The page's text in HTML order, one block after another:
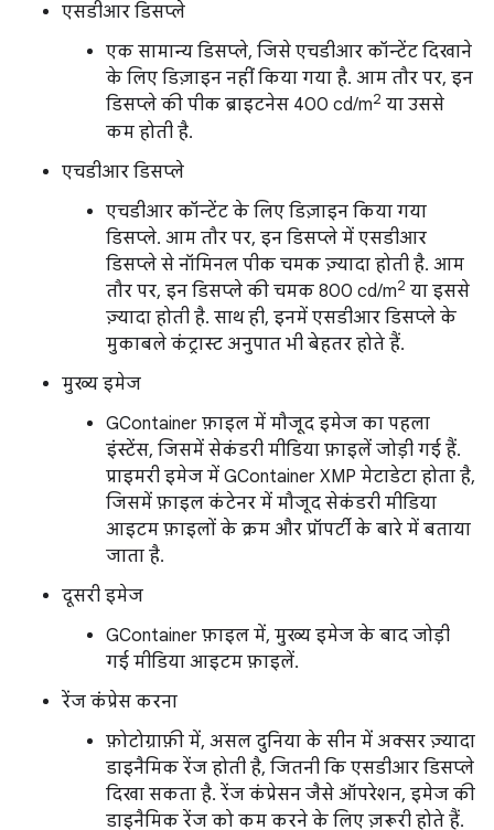
एसडीआर डिसप्ले
एक सामान्य डिसप्ले, जिसे एचडीआर कॉन्टेंट दिखाने
के लिए डिज़ाइन नहीं किया गया है. आम तौर पर, इन
डिसप्ले की पीक ब्राइटनेस 400 cd/m2 या उससे
कम होती है.
एचडीआर डिसप्ले
एचडीआर कॉन्टेंट के लिए डिज़ाइन किया गया
डिसप्ले. आम तौर पर, इन डिसप्ले में एसडीआर
डिसप्ले से नॉमिनल पीक चमक ज़्यादा होती है. आम
तौर पर, इन डिसप्ले की चमक 800 cd/m2 या इससे
ज़्यादा होती है. साथ ही, इनमें एसडीआर डिसप्ले के
मुकाबले कंट्रास्ट अनुपात भी बेहतर होते हैं.
मुख्य इमेज
GContainer फ़ाइल में मौजूद इमेज का पहला
इंस्टेंस, जिसमें सेकंडरी मीडिया फ़ाइलें जोड़ी गई हैं.
प्राइमरी इमेज में GContainer XMP मेटाडेटा होता है,
जिसमें फ़ाइल कंटेनर में मौजूद सेकंडरी मीडिया
आइटम फ़ाइलों के क्रम और प्रॉपर्टी के बारे में बताया
जाता है.
दूसरी इमेज
GContainer फ़ाइल में, मुख्य इमेज के बाद जोड़ी
गई मीडिया आइटम फ़ाइलें.
रेंज कंप्रेस करना
फ़ोटोग्राफ़ी में, असल दुनिया के सीन में अक्सर ज़्यादा
डाइनैमिक रेंज होती है, जितनी कि एसडीआर डिसप्ले
दिखा सकता है. रेंज कंप्रेसन जैसे ऑपरेशन, इमेज की
डाइनैमिक रेंज को कम करने के लिए ज़रूरी होते हैं.